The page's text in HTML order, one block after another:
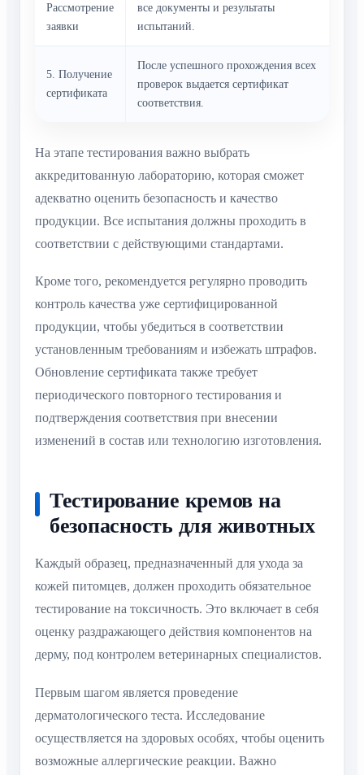
Рассмотрение
заявки
все документы и результаты
испытаний.
5. Получение
сертификата
После успешного прохождения всех
проверок выдается сертификат
соответствия.
На этапе тестирования важно выбрать
аккредитованную лабораторию, которая сможет
адекватно оценить безопасность и качество
продукции. Все испытания должны проходить в
соответствии с действующими стандартами.
Кроме того, рекомендуется регулярно проводить
контроль качества уже сертифицированной
продукции, чтобы убедиться в соответствии
установленным требованиям и избежать штрафов.
Обновление сертификата также требует
периодического повторного тестирования и
подтверждения соответствия при внесении
изменений в состав или технологию изготовления.
Тестирование кремов на
безопасность для животных
Каждый образец, предназначенный для ухода за
кожей питомцев, должен проходить обязательное
тестирование на токсичность. Это включает в себя
оценку раздражающего действия компонентов на
дерму, под контролем ветеринарных специалистов.
Первым шагом является проведение
дерматологического теста. Исследование
осуществляется на здоровых особях, чтобы оценить
возможные аллергические реакции. Важно